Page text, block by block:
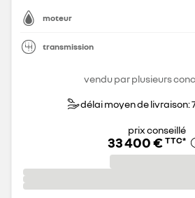
moteur
transmission
vendu par plusieurs
délai moyen de livraison:
prix conseillé
33 400 € TTC*